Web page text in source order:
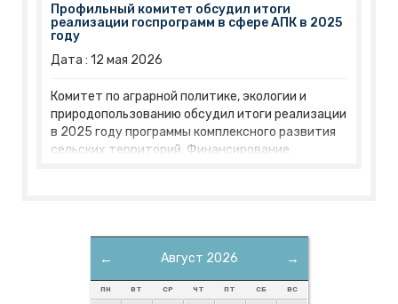
Профильный комитет обсудил итоги
реализации госпрограмм в сфере АПК в 2025
году
Дата : 12 мая 2026
Комитет по аграрной политике, экологии и
природопользованию обсудил итоги реализации
в 2025 году программы комплексного развития
сельских территорий. Финансирование
← →
Август 2026
ПН ВТ СР ЧТ ПТ СБ ВС